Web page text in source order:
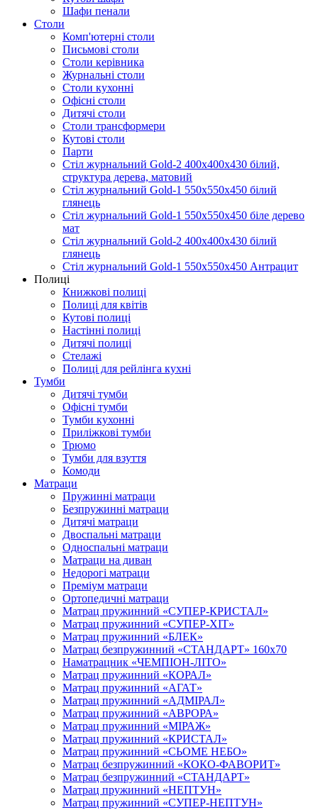
Шафи пенали
Столи
Комп'ютерні столи
Письмові столи
Столи керівника
Журнальні столи
Столи кухонні
Офісні столи
Дитячі столи
Cтоли трансформери
Кутові столи
Парти
Стіл журнальний Gold-2 400х400х430 білий,
структура дерева, матовий
Стіл журнальний Gold-1 550х550х450 білий
глянець
Стіл журнальний Gold-1 550х550х450 біле дерево
мат
Стіл журнальний Gold-2 400х400х430 білий
глянець
Стіл журнальний Gold-1 550х550х450 Антрацит
Полиці
Книжкові полиці
Полиці для квітів
Кутові полиці
Настінні полиці
Дитячі полиці
Стелажі
Полиці для рейлінга кухні
Тумби
Дитячі тумби
Офісні тумби
Тумби кухонні
Приліжкові тумби
Трюмо
Тумби для взуття
Комоди
Матраци
Пружинні матраци
Безпружинні матраци
Дитячі матраци
Двоспальні матраци
Односпальні матраци
Матраци на диван
Недорогі матраци
Преміум матраци
Ортопедичні матраци
Матрац пружинний «СУПЕР-КРИСТАЛ»
Матрац пружинний «СУПЕР-ХІТ»
Матрац пружинний «БЛЕК»
Матрац безпружинний «СТАНДАРТ» 160х70
Наматрацник «ЧЕМПІОН-ЛІТО»
Матрац пружинний «КОРАЛ»
Матрац пружинний «АГАТ»
Матрац пружинний «АДМІРАЛ»
Матрац пружинний «АВРОРА»
Матрац пружинний «МІРАЖ»
Матрац пружинний «КРИСТАЛ»
Матрац пружинний «СЬОМЕ НЕБО»
Матрац безпружинний «КОКО-ФАВОРИТ»
Матрац безпружинний «СТАНДАРТ»
Матрац пружинний «НЕПТУН»
Матрац пружинний «СУПЕР-НЕПТУН»